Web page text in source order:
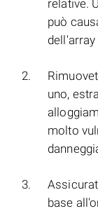
relative.
può
dell'array
uno,
molto
base